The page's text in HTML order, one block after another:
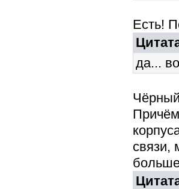
Есть!
да...
связи,